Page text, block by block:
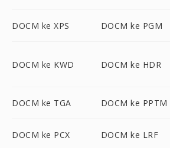
DOCM ke XPS DOCM ke PGM
DOCM ke KWD DOCM ke HDR
DOCM ke TGA DOCM ke PPTM
DOCM ke PCX DOCM ke LRF